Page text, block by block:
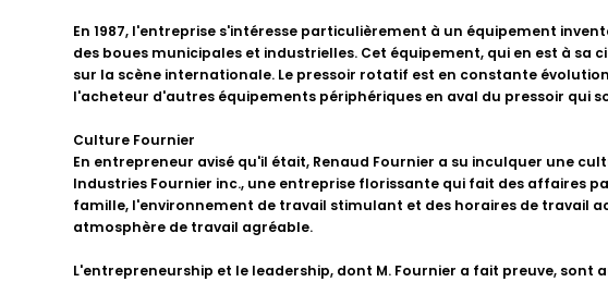
En 1987, l'entreprise s'intéresse particulièrement à un équipement
des boues municipales et industrielles. Cet équipement, qui en est à
sur la scène internationale. Le pressoir rotatif est en constante
l'acheteur d'autres équipements périphériques en aval du pressoir qui
Culture Fournier
En entrepreneur avisé qu'il était, Renaud Fournier a su inculquer une
Industries Fournier inc., une entreprise florissante qui fait des affaires
famille, l'environnement de travail stimulant et des horaires de
atmosphère de travail agréable.
L'entrepreneurship et le leadership, dont M. Fournier a fait preuve,